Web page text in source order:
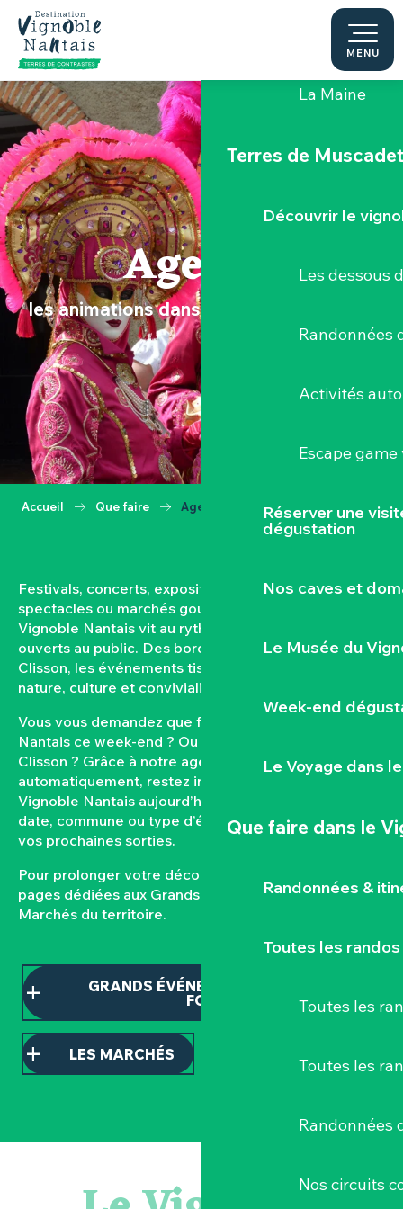
Aller
contenu
principal
MENU
Le "Porte-
La Maine
Terres de Muscadet
Découvrir le
Les dessous
Randonnées
Activités
Escape
Réserver une
dégustation
Nos caves et
Le Musée du
Week-end
Le Voyage dans
Que faire dans le
Randonnées &
Toutes les randos
Toutes les
Toutes les
Randonnées
Nos circuits
Agenda
les animations dans le Vignoble Nantais
Accueil Que faire Agenda
Festivals, concerts, expositions, vendanges,
spectacles ou marchés gourmands… Toute l’année, le
Vignoble Nantais vit au rythme de ses rendez-vous
ouverts au public. Des bords de Loire aux coteaux de
Clisson, les événements tissent un lien fort entre
nature, culture et convivialité.
Vous vous demandez que faire dans le Vignoble
Nantais ce week-end ? Ou quel est l’agenda de
Clisson ? Grâce à notre agenda mis à jour
automatiquement, restez informés des sorties dans le
Vignoble Nantais aujourd’hui et à venir. Filtrez par
date, commune ou type d’événement pour composer
vos prochaines sorties.
Pour prolonger votre découverte, consultez nos
pages dédiées aux Grands événements et aux
Marchés du territoire.
GRANDS ÉVÉNEMENTS ET TEMPS
FORTS
LES MARCHÉS
Les essentiels du Hellfest - Visite guidée du site